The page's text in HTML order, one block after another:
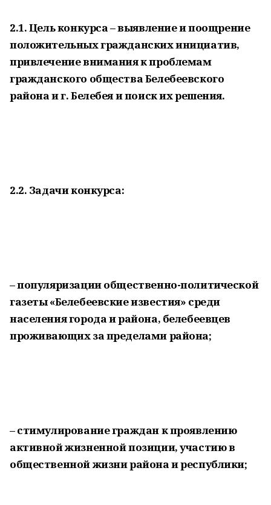
2.1. Цель конкурса – выявление и поощрение
положительных гражданских инициатив,
привлечение внимания к проблемам
гражданского общества Белебеевского
района и г. Белебея и поиск их решения.
2.2. Задачи конкурса:
– популяризации общественно-политической
газеты «Белебеевские известия» среди
населения города и района, белебеевцев
проживающих за пределами района;
– стимулирование граждан к проявлению
активной жизненной позиции, участию в
общественной жизни района и республики;